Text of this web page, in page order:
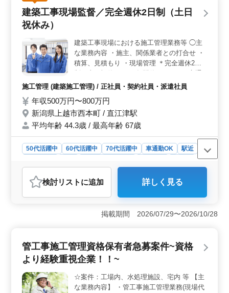
業務＞ 建築工事における施工管理として、積算や計画
提案、現場管理（品質チェック・工程調整）、工事書類
の作成を担当します。これまでの建築施工管理経験を活
る環境＞ 車通勤が可能で、通勤手段を選びながら働け
ます。交通費は実費で支給（上限なし）しており、通勤
負担を抑えて働けます。賞与を用意しており、雇用・労
災・健康・厚生年金・財形などの制度も整っているた
め、安心して長く働ける環境です。
建築工事現場監督／完全週休2日制（土日
祝休み）
建築工事現場における施工管理業務等 ◯主
な業務内容 ・施主、関係業者との打合せ ・
積算、見積もり ・現場管理 ＊完全週休2日
費支給 ＊駅チカ ＊残業少なめ ＊賞与あり
す！ 年齢関係なく、実力とスキルで活躍で
きます！
施工管理 (建築施工管理) / 正社員・契約社員・派遣社員
年収500万円〜800万円
新潟県上越市西本町 / 直江津駅
平均年齢 44.3歳 / 最高年齢 67歳
50代活躍中 60代活躍中 70代活躍中 車通勤OK
駅近
おすすめポイント
＜無理なく働ける環境＞ 完全週休2日制（土日祝休み）
で年間休日124日と、しっかり休みを確保できる環境で
す。年末年始休暇・夏季休暇もあり、メリハリをつけて
場における施工管理として、施主や関係業者との打ち合
わせ、積算・見積もり、現場管理を担当します。これま
しやすく安心して働ける環境＞ 直江津駅から徒歩圏内
で通勤しやすく、車通勤も可能です。交通費は実費で支
検討リスト に追加 詳しく見る
掲載期間 2026/07/29〜2026/10/28
管工事施工管理資格保有者急募案件~資格
より経験重視企業！！~
☆案件：工場内、水処理施設、宅内 等 【主
な業務内容】 ・管工事施工管理業務(現場代